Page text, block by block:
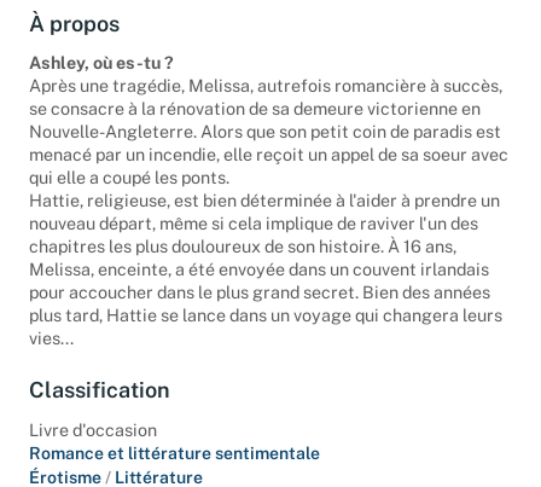
À propos
Ashley, où es-tu ?
Après une tragédie, Melissa, autrefois romancière à succès,
se consacre à la rénovation de sa demeure victorienne en
Nouvelle-Angleterre. Alors que son petit coin de paradis est
menacé par un incendie, elle reçoit un appel de sa soeur avec
qui elle a coupé les ponts.
Hattie, religieuse, est bien déterminée à l'aider à prendre un
nouveau départ, même si cela implique de raviver l'un des
chapitres les plus douloureux de son histoire. À 16 ans,
Melissa, enceinte, a été envoyée dans un couvent irlandais
pour accoucher dans le plus grand secret. Bien des années
plus tard, Hattie se lance dans un voyage qui changera leurs
vies...
Classification
Livre d'occasion
Romance et littérature sentimentale
Érotisme / Littérature